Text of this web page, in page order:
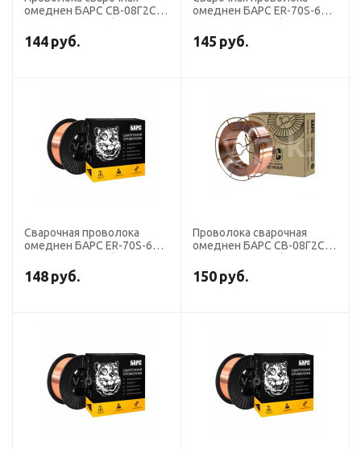
омеднен БАРС СВ-08Г2С
18 кг К-300) СМС
144 руб.
омеднен БАРС ER-70S-6
15 кг аналог СВ-08ГС)
145 руб.
Сварочная проволока
омеднен БАРС ER-70S-6
кг аналог СВ-08ГС)
148 руб.
Проволока сварочная
омеднен БАРС СВ-08Г2С
кг D-200) СМС
150 руб.